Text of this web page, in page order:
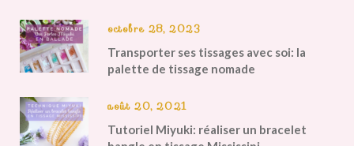
octobre 28, 2023
Transporter ses tissages avec soi: la
palette de tissage nomade
août 20, 2021
Tutoriel Miyuki: réaliser un bracelet